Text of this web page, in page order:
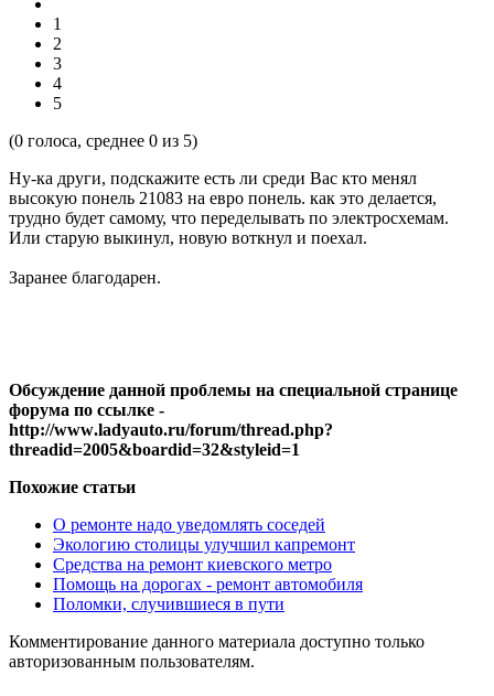
1
2
3
4
5
(0 голоса, среднее 0 из 5)
Ну-ка други, подскажите есть ли среди Вас кто менял
высокую понель 21083 на евро понель. как это делается,
трудно будет самому, что переделывать по электросхемам.
Или старую выкинул, новую воткнул и поехал.
Заранее благодарен.
Обсуждение данной проблемы на специальной странице
форума по ссылке -
http://www.ladyauto.ru/forum/thread.php?
threadid=2005&boardid=32&styleid=1
Похожие статьи
О ремонте надо уведомлять соседей
Экологию столицы улучшил капремонт
Средства на ремонт киевского метро
Помощь на дорогах - ремонт автомобиля
Поломки, случившиеся в пути
Комментирование данного материала доступно только
авторизованным пользователям.